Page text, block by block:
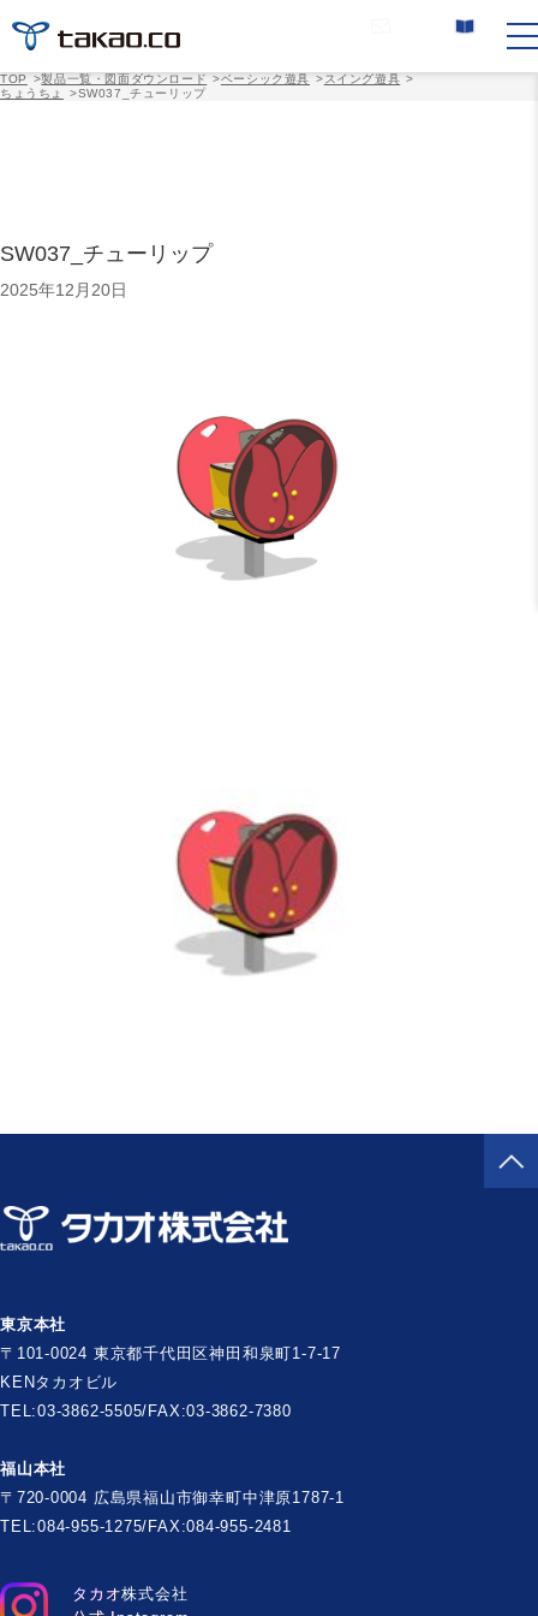
TOP >製品一覧・図面ダウンロード >ベーシック遊具 >スイング遊具 >
ちょうちょ
>SW037_チューリップ
SW037_チューリップ
2025年12月20日
タカオ株式会社
東京本社
〒101-0024 東京都千代田区神田和泉町1-7-17
KENタカオビル
TEL:03-3862-5505/FAX:03-3862-7380
福山本社
〒720-0004 広島県福山市御幸町中津原1787-1
TEL:084-955-1275/FAX:084-955-2481